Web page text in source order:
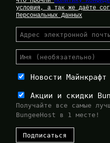
условия, а так же даёте
Персональных Данных
Новости Майнкрафт
Акции и скидки
Получайте все самые
BungeeHost в 1 месте!